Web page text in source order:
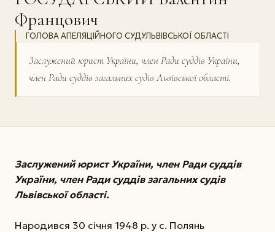
Францович
ГОЛОВА АПЕЛЯЦІЙНОГО СУДУЛЬВІВСЬКОЇ ОБЛАСТІ
Заслужений юрист України, член Ради суддів України,
член Ради суддів загальних судів Львівської області.
Заслужений юрист України, член Ради суддів
України, член Ради суддів загальних судів
Львівської області.
Народився 30 січня 1948 р. у с. Полянь